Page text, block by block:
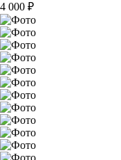
4 000 ₽